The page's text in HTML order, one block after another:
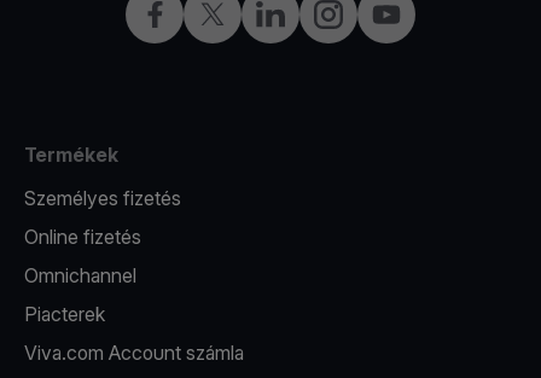
FacebookTwitterLinkedInInstagramYouTube
Termékek
Személyes fizetés
Online fizetés
Omnichannel
Piacterek
Viva.com Account számla